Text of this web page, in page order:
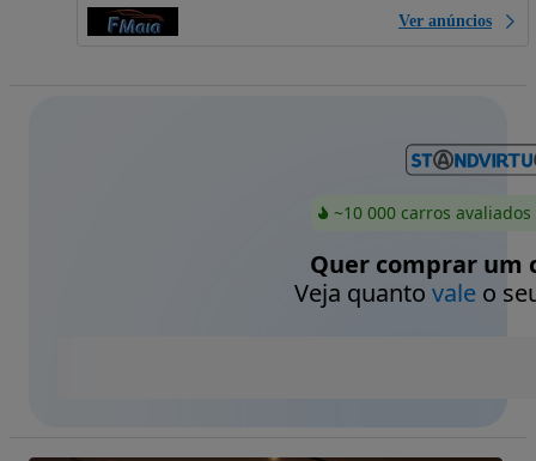
Ver anúncios
~10 000 carros
Quer comprar um
Veja quanto valeo